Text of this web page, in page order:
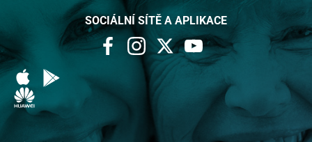
SOCIÁLNÍ SÍTĚ A APLIKACE